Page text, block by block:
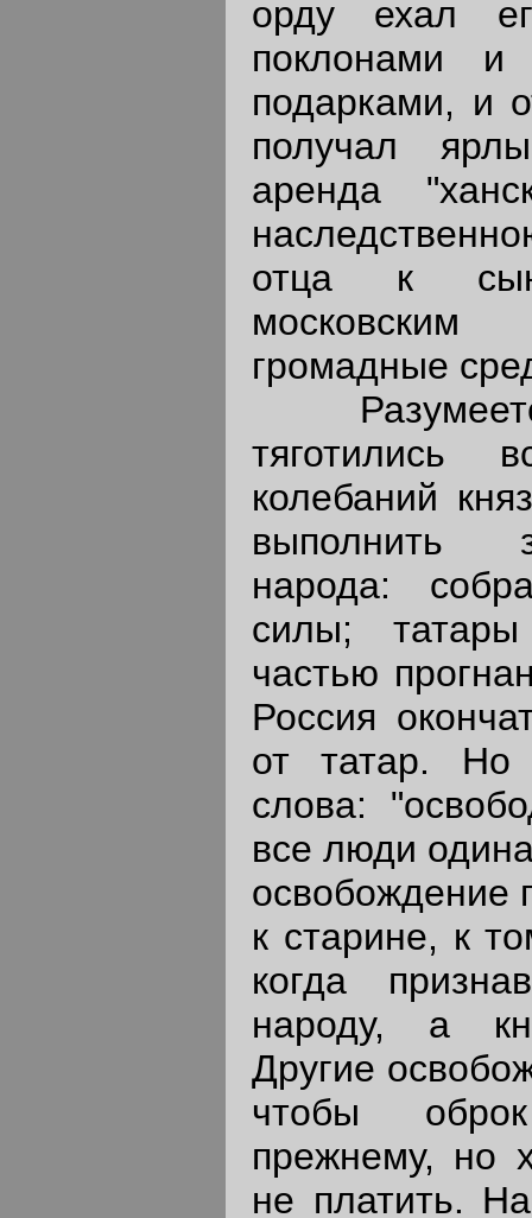
орду ехал
поклонами
подарками, и
получал
аренда
отца к
московским
громадные
тяготились
колебаний
выполнить
народа:
силы;
частью
Россия
от татар. Но
слова:
все люди
освобождение
к старине, к
когда
народу, а
Другие
чтобы
прежнему, но
не платить.